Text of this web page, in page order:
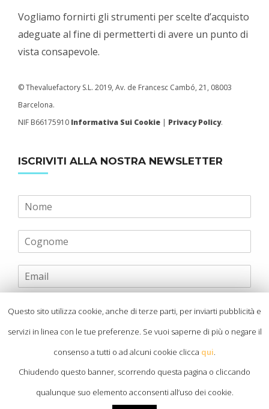
Vogliamo fornirti gli strumenti per scelte d’acquisto
adeguate al fine di permetterti di avere un punto di
vista consapevole.
© Thevaluefactory S.L. 2019, Av. de Francesc Cambó, 21, 08003
Barcelona.
NIF B66175910 Informativa Sui Cookie | Privacy Policy.
ISCRIVITI ALLA NOSTRA NEWSLETTER
Cliccando su iscriviti dichiari di aver letto e
accettato
l’informativa privacy
Invia
Questo sito utilizza cookie, anche di terze parti, per inviarti pubblicità e
servizi in linea con le tue preferenze. Se vuoi saperne di più o negare il
consenso a tutti o ad alcuni cookie clicca qui
Chiudendo questo banner, scorrendo questa pagina o cliccando
qualunque suo elemento acconsenti all’uso dei cookie.